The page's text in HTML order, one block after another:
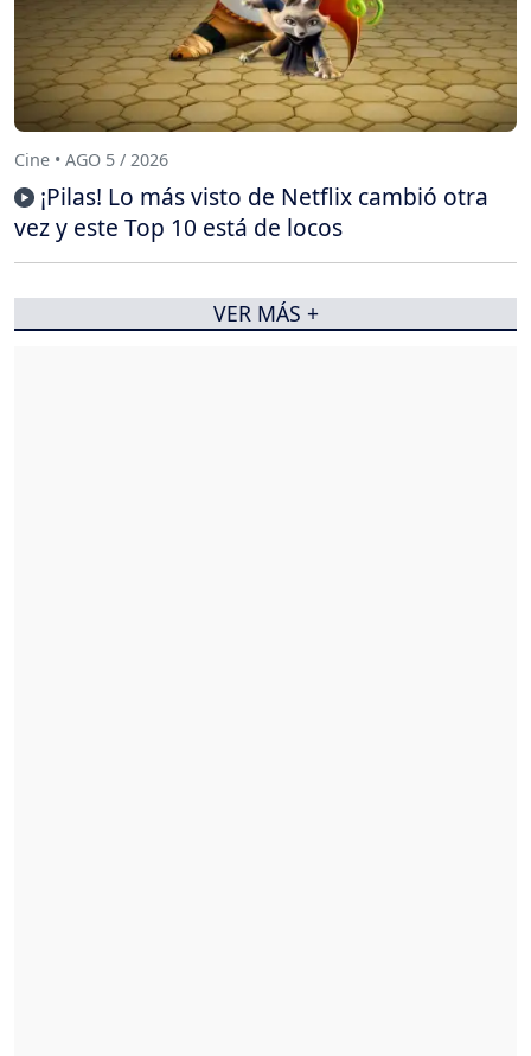
Cine • AGO 5 / 2026
¡Pilas! Lo más visto de Netflix cambió otra
vez y este Top 10 está de locos
VER MÁS +